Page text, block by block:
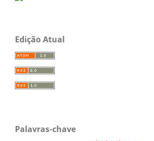
Edição Atual
Palavras-chave